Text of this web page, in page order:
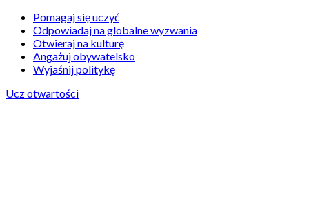
Pomagaj się uczyć
Odpowiadaj na globalne wyzwania
Otwieraj na kulturę
Angażuj obywatelsko
Wyjaśnij politykę
Ucz otwartości